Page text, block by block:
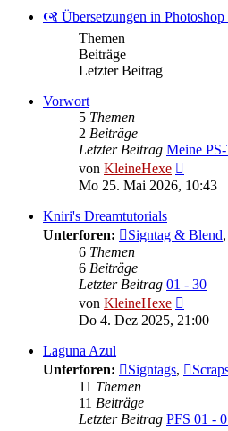
🙧 Übersetzungen in
Themen
Beiträge
Letzter Beitrag
Vorwort
5 Themen
2 Beiträge
Letzter Beitrag Meine
von KleineHexe
Beitrag
Mo 25. Mai 2026, 10:43
Kniri's Dreamtutorials
Unterforen:
Signtag & Blend,
6 Themen
6 Beiträge
Letzter Beitrag 01 - 30
von KleineHexe
Beitrag
Do 4. Dez 2025, 21:00
Laguna Azul
Unterforen:
Signtags,
11 Themen
11 Beiträge
Letzter Beitrag PFS 01 -